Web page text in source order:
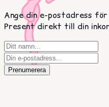
Ange din e-postadress
Present direkt till din
Prenumerera